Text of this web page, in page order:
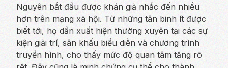
Nguyên bắt đầu được khán giả nhắc đến nhiều
hơn trên mạng xã hội. Từ những tân binh ít được
biết tới, họ dần xuất hiện thường xuyên tại các sự
kiện giải trí, sân khấu biểu diễn và chương trình
truyền hình, cho thấy mức độ quan tâm tăng rõ